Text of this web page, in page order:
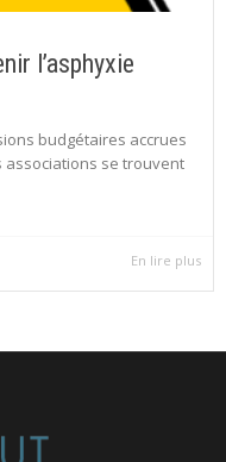
l’asphyxie
budgétaires accrues
associations se trouvent
En lire plus